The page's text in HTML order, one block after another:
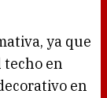
ya que
en
en